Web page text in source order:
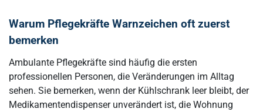
Warum Pflegekräfte Warnzeichen oft zuerst
bemerken
Ambulante Pflegekräfte sind häufig die ersten
professionellen Personen, die Veränderungen im Alltag
sehen. Sie bemerken, wenn der Kühlschrank leer bleibt, der
Medikamentendispenser unverändert ist, die Wohnung